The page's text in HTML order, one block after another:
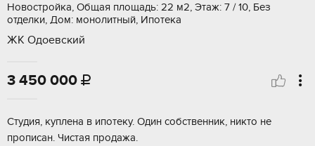
Новостройка, Общая площадь: 22 м2, Этаж: 7 / 10, Без
отделки, Дом: монолитный, Ипотека
ЖК Одоевский
3 450 000 
Студия, куплена в ипотеку. Один собственник, никто не
прописан. Чистая продажа.